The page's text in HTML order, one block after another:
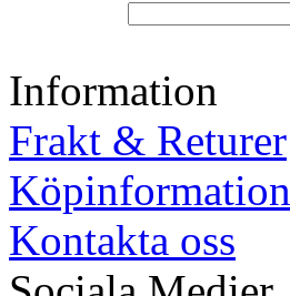
Information
Frakt & Returer
Köpinformation
Kontakta oss